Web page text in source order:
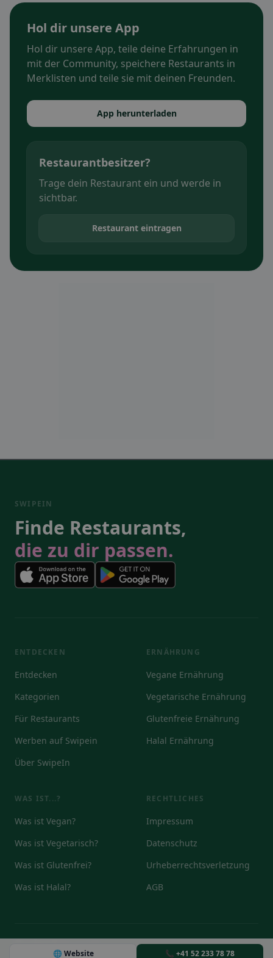
🌐 Website 📞 +41 52 233 78 78
Hol dir unsere App
Hol dir unsere App, teile deine Erfahrungen in
mit der Community, speichere Restaurants in
Merklisten und teile sie mit deinen Freunden.
App herunterladen
Restaurantbesitzer?
Trage dein Restaurant ein und werde in
sichtbar.
Restaurant eintragen
SWIPEIN
Finde Restaurants,
die zu dir passen.
ENTDECKEN
Entdecken
Kategorien
Für Restaurants
Werben auf Swipein
Über SwipeIn
ERNÄHRUNG
Vegane Ernährung
Vegetarische Ernährung
Glutenfreie Ernährung
Halal Ernährung
WAS IST...?
Was ist Vegan?
Was ist Vegetarisch?
Was ist Glutenfrei?
Was ist Halal?
RECHTLICHES
Impressum
Datenschutz
Urheberrechtsverletzung
AGB
IT